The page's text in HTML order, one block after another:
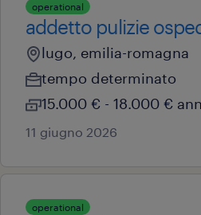
operational
addetto pulizie
lugo, emilia-romagna
tempo determinato
15.000 € - 18.000 €
11 giugno 2026
operational